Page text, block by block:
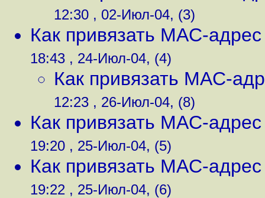
12:30 , 02-Июл-04, (3)
Как привязать MAC-
18:43 , 24-Июл-04, (4)
Как привязать MAC-
12:23 , 26-Июл-04, (8)
Как привязать MAC-
19:20 , 25-Июл-04, (5)
Как привязать MAC-
19:22 , 25-Июл-04, (6)